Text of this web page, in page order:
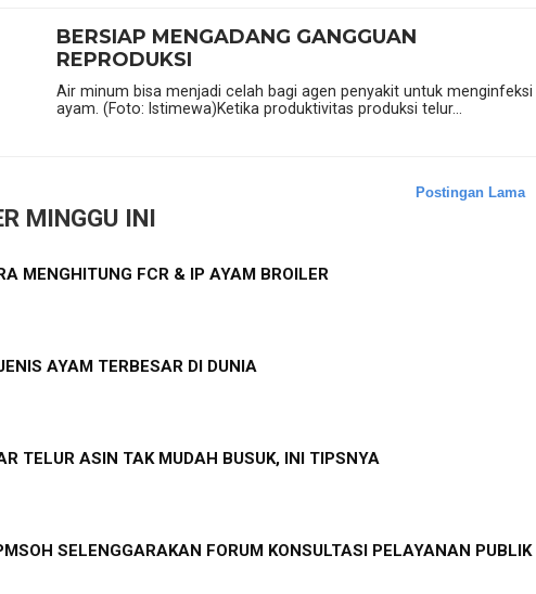
BERSIAP MENGADANG GANGGUAN
REPRODUKSI
Air minum bisa menjadi celah bagi agen penyakit untuk menginfeksi
ayam. (Foto: Istimewa)Ketika produktivitas produksi telur...
Postingan Lama
MINGGU INI
MENGHITUNG FCR & IP AYAM BROILER
AYAM TERBESAR DI DUNIA
TELUR ASIN TAK MUDAH BUSUK, INI TIPSNYA
SELENGGARAKAN FORUM KONSULTASI PELAYANAN PUBLIK